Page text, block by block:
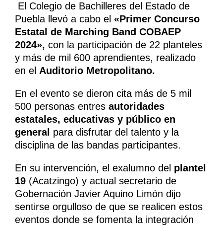
El Colegio de Bachilleres del Estado de
Puebla llevó a cabo el «Primer Concurso
Estatal de Marching Band COBAEP
2024», con la participación de 22 planteles
y más de mil 600 aprendientes, realizado
en el Auditorio Metropolitano.
En el evento se dieron cita más de 5 mil
500 personas entres autoridades
estatales, educativas y público en
general para disfrutar del talento y la
disciplina de las bandas participantes.
En su intervención, el exalumno del plantel
19 (Acatzingo) y actual secretario de
Gobernación Javier Aquino Limón dijo
sentirse orgulloso de que se realicen estos
eventos donde se fomenta la integración